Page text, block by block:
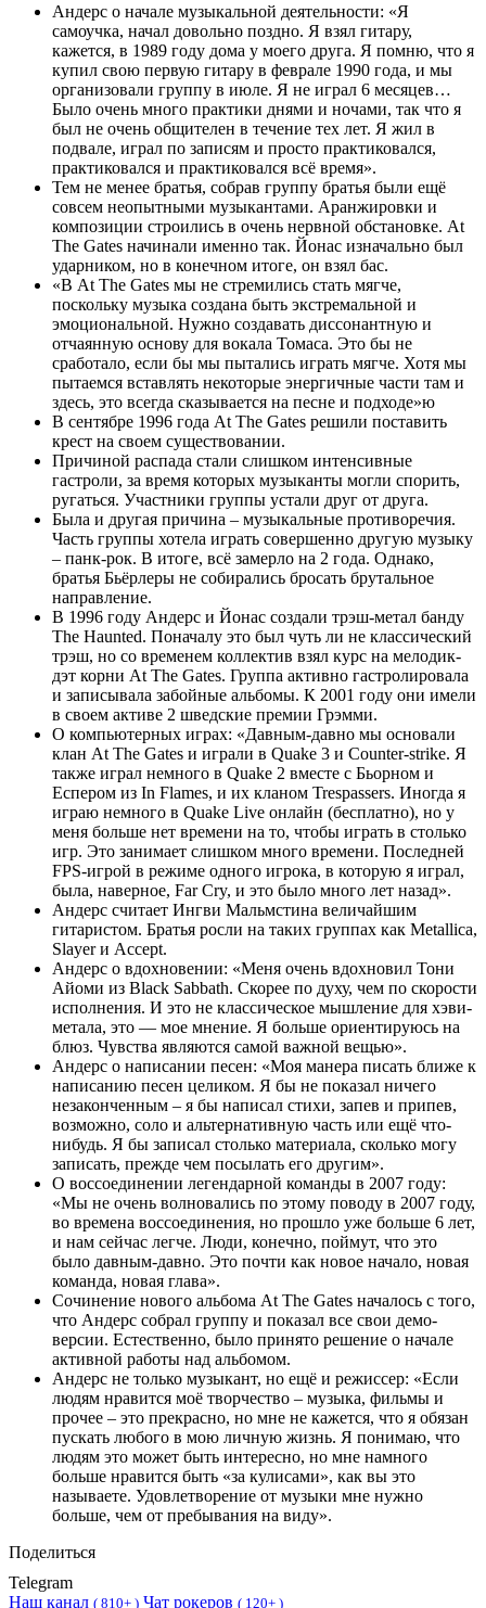
Андерс о начале музыкальной деятельности: «Я
самоучка, начал довольно поздно. Я взял гитару,
кажется, в 1989 году дома у моего друга. Я помню, что я
купил свою первую гитару в феврале 1990 года, и мы
организовали группу в июле. Я не играл 6 месяцев…
Было очень много практики днями и ночами, так что я
был не очень общителен в течение тех лет. Я жил в
подвале, играл по записям и просто практиковался,
практиковался и практиковался всё время».
Тем не менее братья, собрав группу братья были ещё
совсем неопытными музыкантами. Аранжировки и
композиции строились в очень нервной обстановке. At
The Gates начинали именно так. Йонас изначально был
ударником, но в конечном итоге, он взял бас.
«В At The Gates мы не стремились стать мягче,
поскольку музыка создана быть экстремальной и
эмоциональной. Нужно создавать диссонантную и
отчаянную основу для вокала Томаса. Это бы не
сработало, если бы мы пытались играть мягче. Хотя мы
пытаемся вставлять некоторые энергичные части там и
здесь, это всегда сказывается на песне и подходе»ю
В сентябре 1996 года At The Gates решили поставить
крест на своем существовании.
Причиной распада стали слишком интенсивные
гастроли, за время которых музыканты могли спорить,
ругаться. Участники группы устали друг от друга.
Была и другая причина – музыкальные противоречия.
Часть группы хотела играть совершенно другую музыку
– панк-рок. В итоге, всё замерло на 2 года. Однако,
братья Бьёрлеры не собирались бросать брутальное
направление.
В 1996 году Андерс и Йонас создали трэш-метал банду
The Haunted. Поначалу это был чуть ли не классический
трэш, но со временем коллектив взял курс на мелодик-
дэт корни At The Gates. Группа активно гастролировала
и записывала забойные альбомы. К 2001 году они имели
в своем активе 2 шведские премии Грэмми.
О компьютерных играх: «Давным-давно мы основали
клан At The Gates и играли в Quake 3 и Counter-strike. Я
также играл немного в Quake 2 вместе с Бьорном и
Еспером из In Flames, и их кланом Trespassers. Иногда я
играю немного в Quake Live онлайн (бесплатно), но у
меня больше нет времени на то, чтобы играть в столько
игр. Это занимает слишком много времени. Последней
FPS-игрой в режиме одного игрока, в которую я играл,
была, наверное, Far Cry, и это было много лет назад».
Андерс считает Ингви Мальмстина величайшим
гитаристом. Братья росли на таких группах как Metallica,
Slayer и Accept.
Андерс о вдохновении: «Меня очень вдохновил Тони
Айоми из Black Sabbath. Скорее по духу, чем по скорости
исполнения. И это не классическое мышление для хэви-
метала, это — мое мнение. Я больше ориентируюсь на
блюз. Чувства являются самой важной вещью».
Андерс о написании песен: «Моя манера писать ближе к
написанию песен целиком. Я бы не показал ничего
незаконченным – я бы написал стихи, запев и припев,
возможно, соло и альтернативную часть или ещё что-
нибудь. Я бы записал столько материала, сколько могу
записать, прежде чем посылать его другим».
О воссоединении легендарной команды в 2007 году:
«Мы не очень волновались по этому поводу в 2007 году,
во времена воссоединения, но прошло уже больше 6 лет,
и нам сейчас легче. Люди, конечно, поймут, что это
было давным-давно. Это почти как новое начало, новая
команда, новая глава».
Сочинение нового альбома At The Gates началось с того,
что Андерс собрал группу и показал все свои демо-
версии. Естественно, было принято решение о начале
активной работы над альбомом.
Андерс не только музыкант, но ещё и режиссер: «Если
людям нравится моё творчество – музыка, фильмы и
прочее – это прекрасно, но мне не кажется, что я обязан
пускать любого в мою личную жизнь. Я понимаю, что
людям это может быть интересно, но мне намного
больше нравится быть «за кулисами», как вы это
называете. Удовлетворение от музыки мне нужно
больше, чем от пребывания на виду».
Поделиться
Telegram
Наш канал ( 810+ ) Чат рокеров ( 120+ )